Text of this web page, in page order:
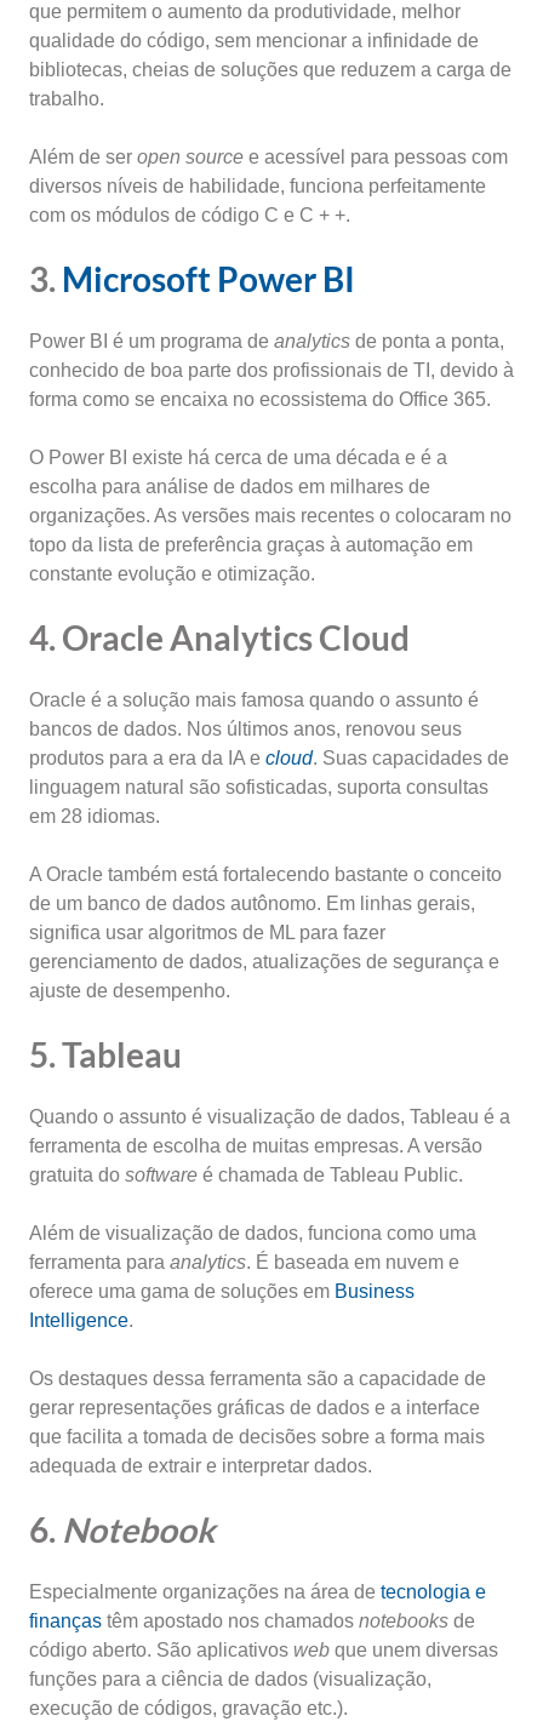
que permitem o aumento da produtividade, melhor
qualidade do código, sem mencionar a infinidade de
bibliotecas, cheias de soluções que reduzem a carga de
trabalho.
Além de ser open source e acessível para pessoas com
diversos níveis de habilidade, funciona perfeitamente
com os módulos de código C e C + +.
3. Microsoft Power BI
Power BI é um programa de analytics de ponta a ponta,
conhecido de boa parte dos profissionais de TI, devido à
forma como se encaixa no ecossistema do Office 365.
O Power BI existe há cerca de uma década e é a
escolha para análise de dados em milhares de
organizações. As versões mais recentes o colocaram no
topo da lista de preferência graças à automação em
constante evolução e otimização.
4. Oracle Analytics Cloud
Oracle é a solução mais famosa quando o assunto é
bancos de dados. Nos últimos anos, renovou seus
produtos para a era da IA e cloud. Suas capacidades de
linguagem natural são sofisticadas, suporta consultas
em 28 idiomas.
A Oracle também está fortalecendo bastante o conceito
de um banco de dados autônomo. Em linhas gerais,
significa usar algoritmos de ML para fazer
gerenciamento de dados, atualizações de segurança e
ajuste de desempenho.
5. Tableau
Quando o assunto é visualização de dados, Tableau é a
ferramenta de escolha de muitas empresas. A versão
gratuita do software é chamada de Tableau Public.
Além de visualização de dados, funciona como uma
ferramenta para analytics. É baseada em nuvem e
oferece uma gama de soluções em Business
Intelligence.
Os destaques dessa ferramenta são a capacidade de
gerar representações gráficas de dados e a interface
que facilita a tomada de decisões sobre a forma mais
adequada de extrair e interpretar dados.
6. Notebook
Especialmente organizações na área de tecnologia e
finanças têm apostado nos chamados notebooks de
código aberto. São aplicativos web que unem diversas
funções para a ciência de dados (visualização,
execução de códigos, gravação etc.).